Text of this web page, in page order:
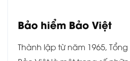
Bảo hiểm Bảo Việt
Thành lập từ năm 1965, Tổng